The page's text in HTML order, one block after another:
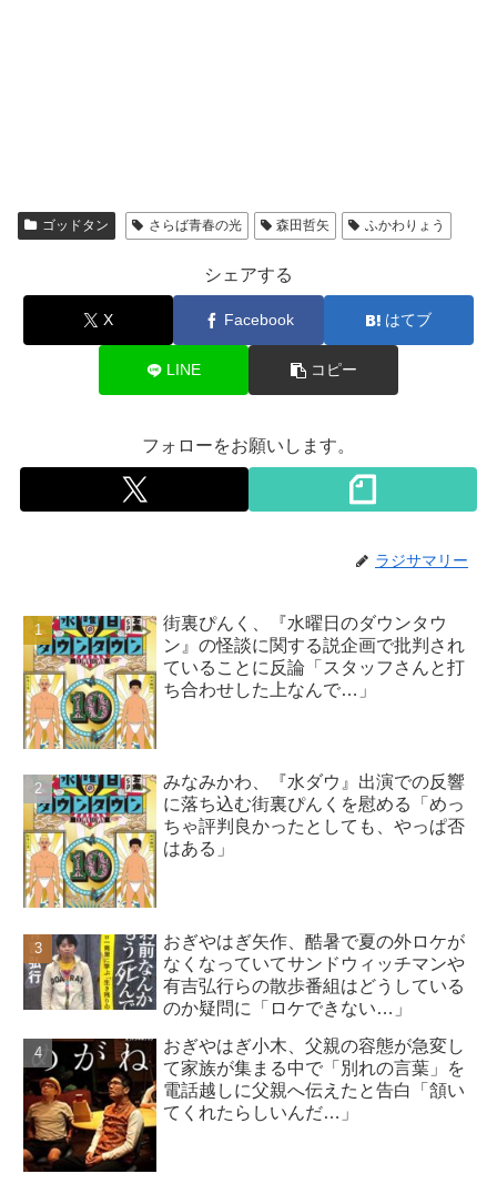
ゴッドタン さらば青春の光 森田哲矢 ふかわりょう
シェアする
X Facebook はてブ
LINE コピー
フォローをお願いします。
ラジサマリー
街裏ぴんく、『水曜日のダウンタウ
ン』の怪談に関する説企画で批判され
ていることに反論「スタッフさんと打
ち合わせした上なんで…」
みなみかわ、『水ダウ』出演での反響
に落ち込む街裏ぴんくを慰める「めっ
ちゃ評判良かったとしても、やっぱ否
はある」
おぎやはぎ矢作、酷暑で夏の外ロケが
なくなっていてサンドウィッチマンや
有吉弘行らの散歩番組はどうしている
のか疑問に「ロケできない…」
おぎやはぎ小木、父親の容態が急変し
て家族が集まる中で「別れの言葉」を
電話越しに父親へ伝えたと告白「頷い
てくれたらしいんだ…」